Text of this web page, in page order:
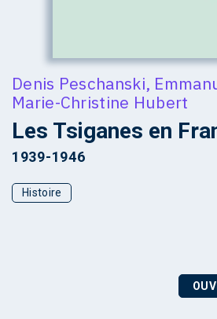
Denis Peschanski,
Marie-Christine Hubert
Les Tsiganes en
1939-1946
Histoire